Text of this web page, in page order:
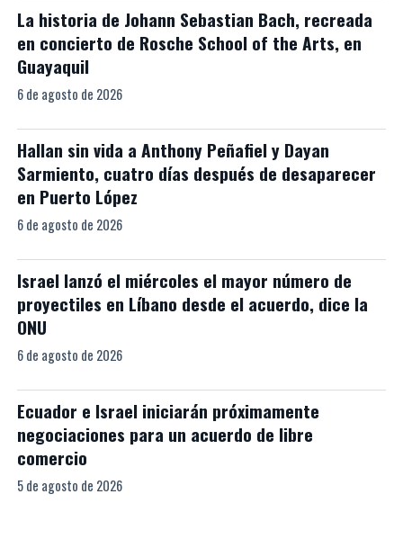
La historia de Johann Sebastian Bach, recreada
en concierto de Rosche School of the Arts, en
Guayaquil
6 de agosto de 2026
Hallan sin vida a Anthony Peñafiel y Dayan
Sarmiento, cuatro días después de desaparecer
en Puerto López
6 de agosto de 2026
Israel lanzó el miércoles el mayor número de
proyectiles en Líbano desde el acuerdo, dice la
ONU
6 de agosto de 2026
Ecuador e Israel iniciarán próximamente
negociaciones para un acuerdo de libre
comercio
5 de agosto de 2026